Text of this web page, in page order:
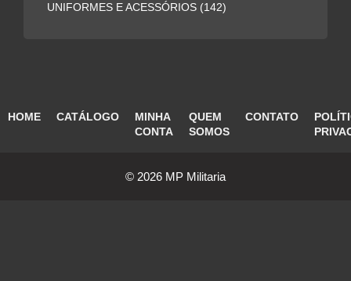
UNIFORMES E ACESSÓRIOS (142)
HOME CATÁLOGO
MINHA
CONTA
QUEM
SOMOS
CONTATO
© 2026 MP Militaria